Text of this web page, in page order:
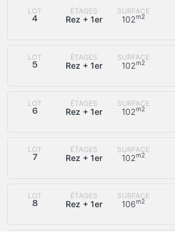
LOT
4
ÉTAGES
Rez + 1er
SURFACE
102m2
LOT
5
ÉTAGES
Rez + 1er
SURFACE
102m2
LOT
6
ÉTAGES
Rez + 1er
SURFACE
102m2
LOT
7
ÉTAGES
Rez + 1er
SURFACE
102m2
LOT
8
ÉTAGES
Rez + 1er
SURFACE
106m2